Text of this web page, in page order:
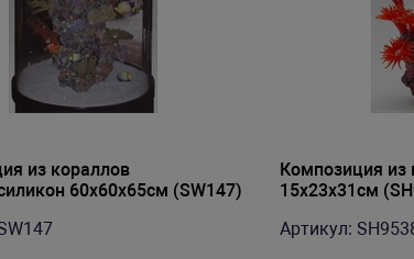
из кораллов
60х60х65см (SW147)
Композиция из
15х23х31см
Артикул: